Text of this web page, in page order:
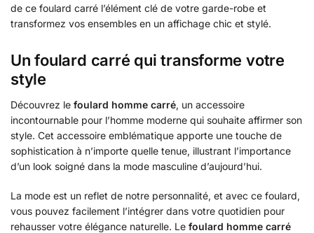
de ce foulard carré l’élément clé de votre garde-robe et
transformez vos ensembles en un affichage chic et stylé.
Un foulard carré qui transforme votre
style
Découvrez le foulard homme carré, un accessoire
incontournable pour l’homme moderne qui souhaite affirmer son
style. Cet accessoire emblématique apporte une touche de
sophistication à n’importe quelle tenue, illustrant l’importance
d’un look soigné dans la mode masculine d’aujourd’hui.
La mode est un reflet de notre personnalité, et avec ce foulard,
vous pouvez facilement l’intégrer dans votre quotidien pour
rehausser votre élégance naturelle. Le foulard homme carré